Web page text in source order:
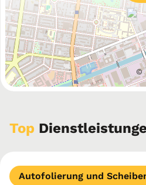
©
Top
Autofolierung und